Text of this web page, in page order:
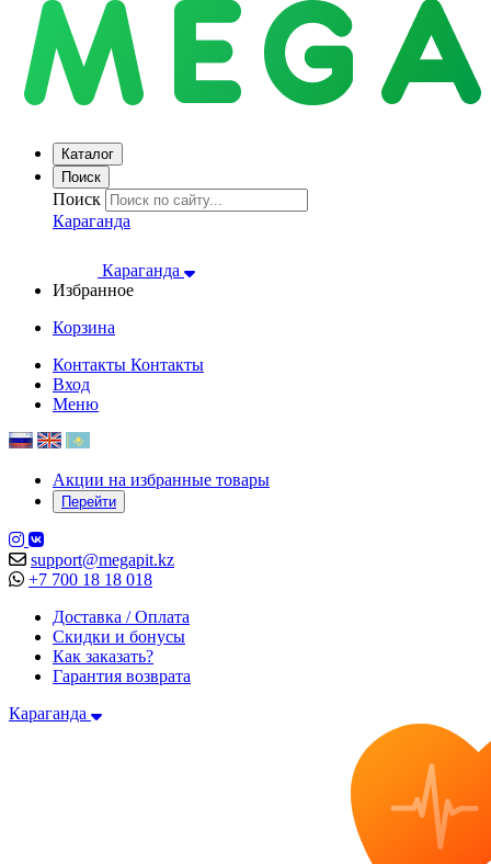
Каталог
Поиск
Поиск
Караганда
Караганда
Избранное
Корзина
Контакты Контакты
Вход
Меню
Акции на избранные товары
Перейти
support@megapit.kz
+7 700 18 18 018
Доставка / Оплата
Скидки и бонусы
Как заказать?
Гарантия возврата
Караганда